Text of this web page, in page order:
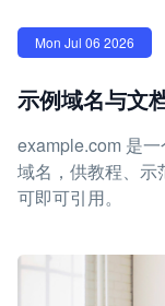
Mon Jul 06 2026
示例域名与文
example.com 是
域名，供教程、示
可即可引用。